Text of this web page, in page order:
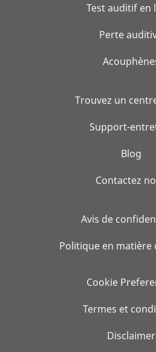
Test auditif en
Perte
Trouvez un
Support-
Blog
Contactez
Avis de
Politique en matière
Cookie
Termes et
Disclaimer